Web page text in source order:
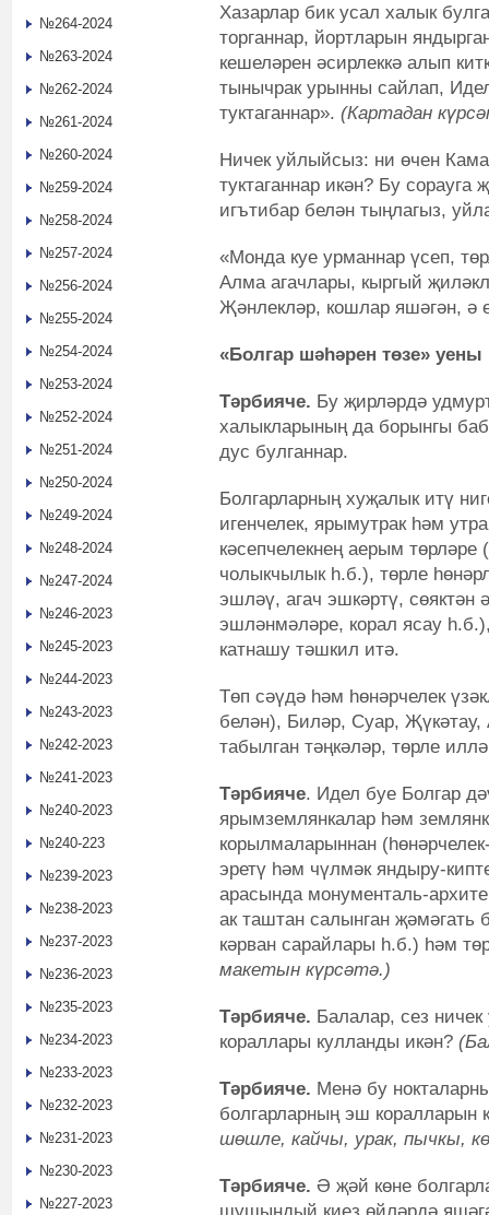
Хазарлар бик усал халык
торганнар, йортларын
кешеләрен әсирлеккә алып
тынычрак урынны сайлап,
туктаганнар». (Картадан
Ничек уйлыйсыз: ни өчен
туктаганнар икән? Бу
игътибар белән тыңлагыз,
«Монда куе урманнар үсеп,
Алма агачлары, кыргый
Җәнлекләр, кошлар яшәгән, ә
«Болгар шәһәрен төзе» уены
Тәрбияче. Бу җирләрдә
халыкларының да борынгы
дус булганнар.
Болгарларның хуҗалык итү
игенчелек, ярымутрак һәм
кәсепчелекнең аерым
чолыкчылык һ.б.), төрле
эшләү, агач эшкәртү, сөяктән
эшләнмәләре, корал ясау
катнашу тәшкил итә.
Төп сәүдә һәм һөнәрчелек
белән), Биләр, Суар,
табылган тәңкәләр, төрле
Тәрбияче. Идел буе Болгар
ярымземлянкалар һәм
корылмаларыннан
эретү һәм чүлмәк яндыру-
арасында монументаль-
ак таштан салынган
кәрван сарайлары һ.б.) һәм
макетын күрсәтә.)
Тәрбияче. Балалар, сез
кораллары кулланды икән?
Тәрбияче. Менә бу
болгарларның эш коралларын
шөшле, кайчы, урак, пычкы,
Тәрбияче. Ә җәй көне
шушындый киез өйләрдә
№264-2024
№263-2024
№262-2024
№261-2024
№260-2024
№259-2024
№258-2024
№257-2024
№256-2024
№255-2024
№254-2024
№253-2024
№252-2024
№251-2024
№250-2024
№249-2024
№248-2024
№247-2024
№246-2023
№245-2023
№244-2023
№243-2023
№242-2023
№241-2023
№240-2023
№240-223
№239-2023
№238-2023
№237-2023
№236-2023
№235-2023
№234-2023
№233-2023
№232-2023
№231-2023
№230-2023
№227-2023